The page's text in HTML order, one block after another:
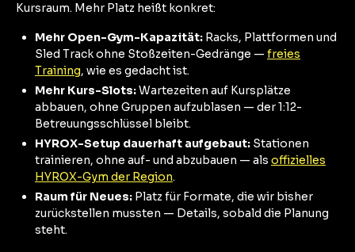
Kursraum. Mehr Platz heißt konkret:
Mehr Open-Gym-Kapazität: Racks, Plattformen und
Sled Track ohne Stoßzeiten-Gedränge — freies
Training, wie es gedacht ist.
Mehr Kurs-Slots:Wartezeiten auf Kursplätze
abbauen, ohne Gruppen aufzublasen — der 1:12-
Betreuungsschlüssel bleibt.
HYROX-Setup dauerhaft aufgebaut: Stationen
trainieren, ohne auf- und abzubauen — als offizielles
HYROX-Gym der Region.
Raum für Neues: Platz für Formate, die wir bisher
zurückstellen mussten — Details, sobald die Planung
steht.